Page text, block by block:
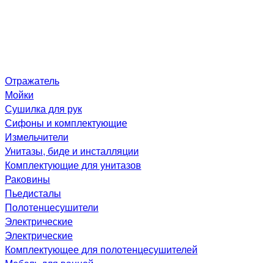
Отражатель
Мойки
Сушилка для рук
Сифоны и комплектующие
Измельчители
Унитазы, биде и инсталляции
Комплектующие для унитазов
Раковины
Пьедисталы
Полотенцесушители
Электрические
Электрические
Комплектующее для полотенцесушителей